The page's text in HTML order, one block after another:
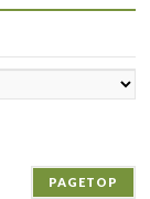
PAGETOP